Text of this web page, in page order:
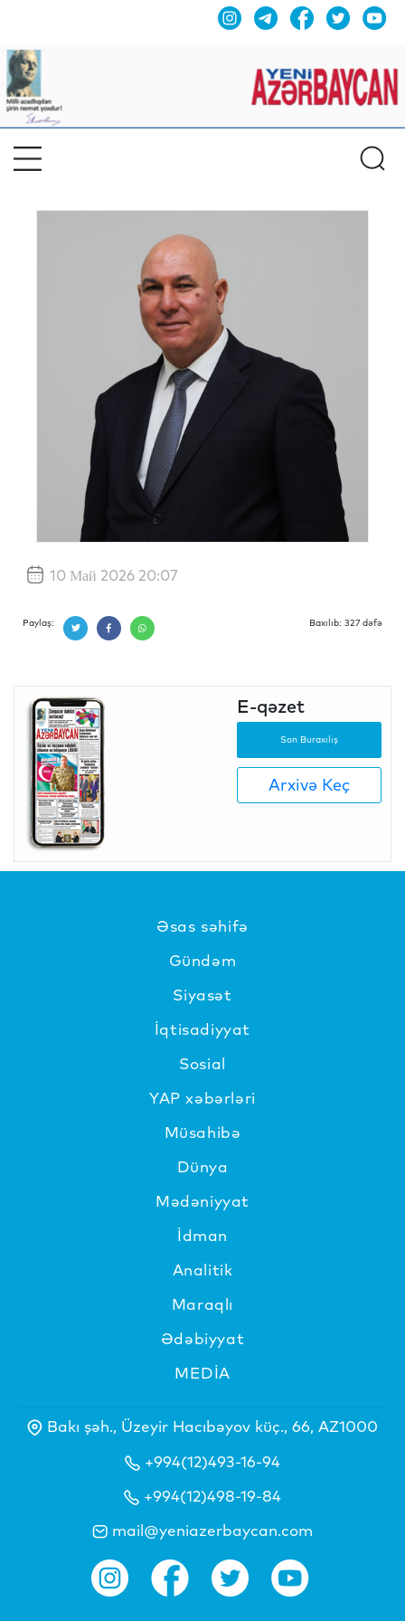
10 Май 2026 20:07
Paylaş: Baxılıb: 327 dəfə
E-qəzet
Son Buraxılış
Arxivə Keç
Əsas səhifə
Gündəm
Siyasət
İqtisadiyyat
Sosial
YAP xəbərləri
Müsahibə
Dünya
Mədəniyyat
İdman
Analitik
Maraqlı
Ədəbiyyat
MEDİA
Bakı şəh., Üzeyir Hacıbəyov küç., 66, AZ1000
+994(12)493-16-94
+994(12)498-19-84
mail@yeniazerbaycan.com